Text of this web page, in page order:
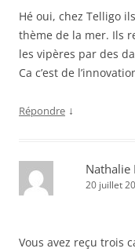
Hé oui, chez Telligo
thème de la mer. Ils
les vipères par des
Ca c’est de
Répondre ↓
Nathalie
20 juillet
Vous avez reçu trois